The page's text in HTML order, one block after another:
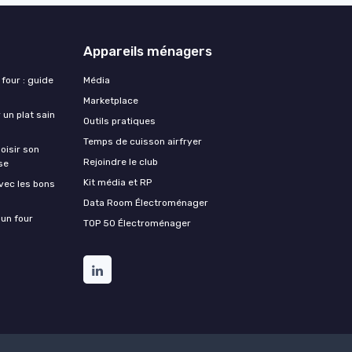
: guide
un plat sain
son
les bons
four
Appareils ménagers
Média
Marketplace
Outils pratiques
Temps de cuisson airfryer
Rejoindre le club
Kit média et RP
Data Room Électroménager
TOP 50 Électroménager